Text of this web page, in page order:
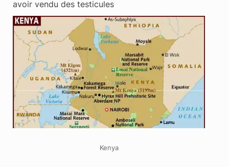
avoir vendu des testicules
Kenya